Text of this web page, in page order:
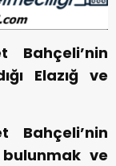
Bahçeli’nin
Elazığ ve
Bahçeli’nin
ve